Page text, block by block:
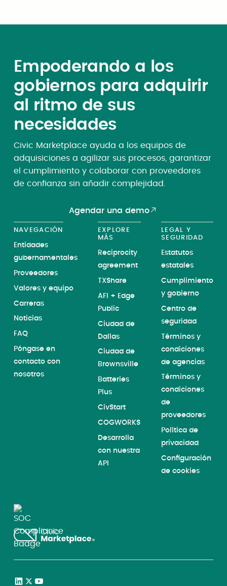
Empoderando a los
gobiernos para adquirir
al ritmo de sus
necesidades
Civic Marketplace ayuda a los equipos de
adquisiciones a agilizar sus procesos, garantizar
el cumplimiento y colaborar con proveedores
de confianza sin añadir complejidad.
Agendar una demo
NAVEGACIÓN
Entidades
gubernamentales
Proveedores
Valores y equipo
Carreras
Noticias
FAQ
Póngase en
contacto con
nosotros
EXPLORE
MÁS
Reciprocity
agreement
TXShare
AFI + Edge
Public
Ciudad de
Dallas
Ciudad de
Brownsville
Batteries
Plus
CivStart
COGWORKS
Desarrolla
con nuestra
API
LEGAL Y
SEGURIDAD
Estatutos
estatales
Cumplimiento
y gobierno
Centro de
seguridad
Términos y
condiciones
de agencias
Términos y
condiciones
de
proveedores
Política de
privacidad
Configuración
de cookies